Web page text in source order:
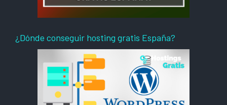
¿Dónde conseguir hosting gratis España?